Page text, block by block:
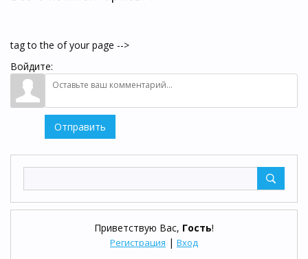
Приветствую Вас, Гость!
Регистрация | Вход
tag to the of your page -->
Войдите:
Отправить